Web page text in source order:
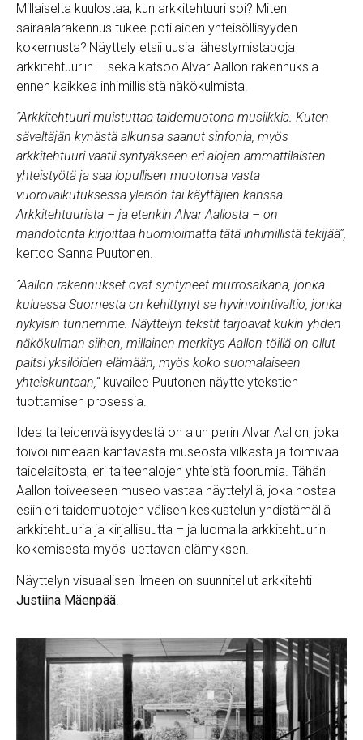
Millaiselta kuulostaa, kun arkkitehtuuri soi? Miten
sairaalarakennus tukee potilaiden yhteisöllisyyden
kokemusta? Näyttely etsii uusia lähestymistapoja
arkkitehtuuriin – sekä katsoo Alvar Aallon rakennuksia
ennen kaikkea inhimillisistä näkökulmista.
”Arkkitehtuuri muistuttaa taidemuotona musiikkia. Kuten
säveltäjän kynästä alkunsa saanut sinfonia, myös
arkkitehtuuri vaatii syntyäkseen eri alojen ammattilaisten
yhteistyötä ja saa lopullisen muotonsa vasta
vuorovaikutuksessa yleisön tai käyttäjien kanssa.
Arkkitehtuurista – ja etenkin Alvar Aallosta – on
mahdotonta kirjoittaa huomioimatta tätä inhimillistä tekijää”,
kertoo Sanna Puutonen.
”Aallon rakennukset ovat syntyneet murrosaikana, jonka
kuluessa Suomesta on kehittynyt se hyvinvointivaltio, jonka
nykyisin tunnemme. Näyttelyn tekstit tarjoavat kukin yhden
näkökulman siihen, millainen merkitys Aallon töillä on ollut
paitsi yksilöiden elämään, myös koko suomalaiseen
yhteiskuntaan,”kuvailee Puutonen näyttelytekstien
tuottamisen prosessia.
Idea taiteidenvälisyydestä on alun perin Alvar Aallon, joka
toivoi nimeään kantavasta museosta vilkasta ja toimivaa
taidelaitosta, eri taiteenalojen yhteistä foorumia. Tähän
Aallon toiveeseen museo vastaa näyttelyllä, joka nostaa
esiin eri taidemuotojen välisen keskustelun yhdistämällä
arkkitehtuuria ja kirjallisuutta – ja luomalla arkkitehtuurin
kokemisesta myös luettavan elämyksen.
Näyttelyn visuaalisen ilmeen on suunnitellut arkkitehti
Justiina Mäenpää